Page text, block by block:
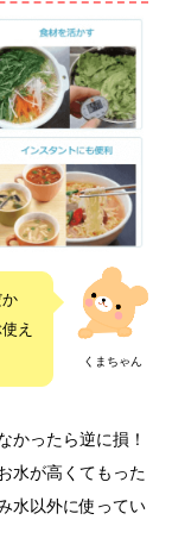
くまちゃん
え
かったら逆に損！
水が高くてもった
水以外に使ってい